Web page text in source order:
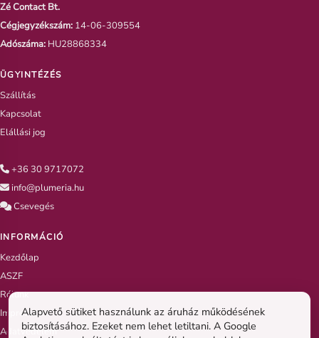
Zé Contact Bt.
Cégjegyzékszám: 14-06-309554
Adószáma: HU28868334
ÜGYINTÉZÉS
Szállítás
Kapcsolat
Elállási jog
+36 30 9717072
info@plumeria.hu
Csevegés
INFORMÁCIÓ
Kezdőlap
ASZF
Rólunk
Impresszum
Adatvédelem
Alapvető sütiket használunk az áruház működésének
biztosításához. Ezeket nem lehet letiltani. A Google